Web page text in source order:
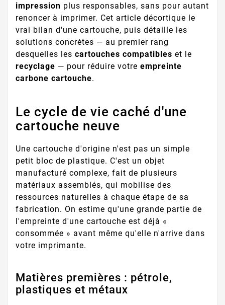
impression plus responsables, sans pour autant
renoncer à imprimer. Cet article décortique le
vrai bilan d'une cartouche, puis détaille les
solutions concrètes — au premier rang
desquelles les cartouches compatibles et le
recyclage — pour réduire votre empreinte
carbone cartouche.
Le cycle de vie caché d'une
cartouche neuve
Une cartouche d'origine n'est pas un simple
petit bloc de plastique. C'est un objet
manufacturé complexe, fait de plusieurs
matériaux assemblés, qui mobilise des
ressources naturelles à chaque étape de sa
fabrication. On estime qu'une grande partie de
l'empreinte d'une cartouche est déjà «
consommée » avant même qu'elle n'arrive dans
votre imprimante.
Matières premières : pétrole,
plastiques et métaux